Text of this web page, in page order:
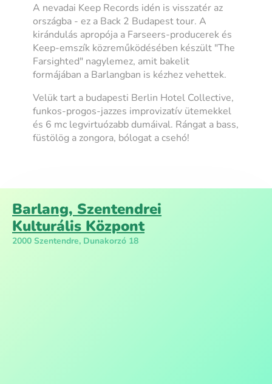
A nevadai Keep Records idén is visszatér az
országba - ez a Back 2 Budapest tour. A
kirándulás apropója a Farseers-producerek és
Keep-emszík közreműködésében készült "The
Farsighted" nagylemez, amit bakelit
formájában a Barlangban is kézhez vehettek.
Velük tart a budapesti Berlin Hotel Collective,
funkos-progos-jazzes improvizatív ütemekkel
és 6 mc legvirtuózabb dumáival. Rángat a bass,
füstölög a zongora, bólogat a csehó!
Barlang, Szentendrei
Kulturális Központ
2000 Szentendre, Dunakorzó 18